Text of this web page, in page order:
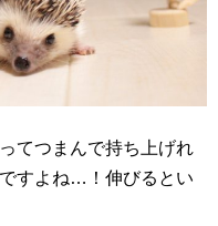
てつまんで持ち上げれ
すよね…！伸びるとい